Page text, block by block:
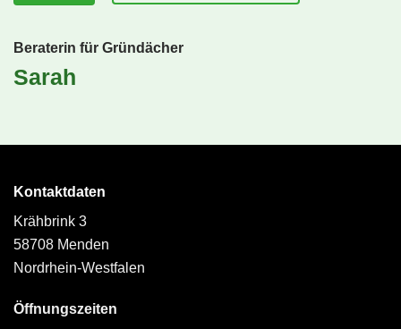
Beraterin für Gründächer
Sarah
Kontaktdaten
Krähbrink 3
58708 Menden
Nordrhein-Westfalen
Öffnungszeiten